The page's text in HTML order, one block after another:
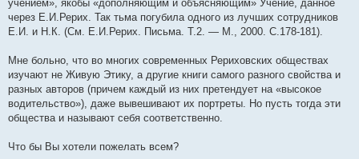
учением», якобы «дополняющим и объясняющим» Учение, данное
через Е.И.Рерих. Так тьма погубила одного из лучших сотрудников
Е.И. и Н.К. (См. Е.И.Рерих. Письма. Т.2. — М., 2000. С.178-181).
Мне больно, что во многих современных Рериховских обществах
изучают не Живую Этику, а другие книги самого разного свойства и
разных авторов (причем каждый из них претендует на «высокое
водительство»), даже вывешивают их портреты. Но пусть тогда эти
общества и называют себя соответственно.
Что бы Вы хотели пожелать всем?